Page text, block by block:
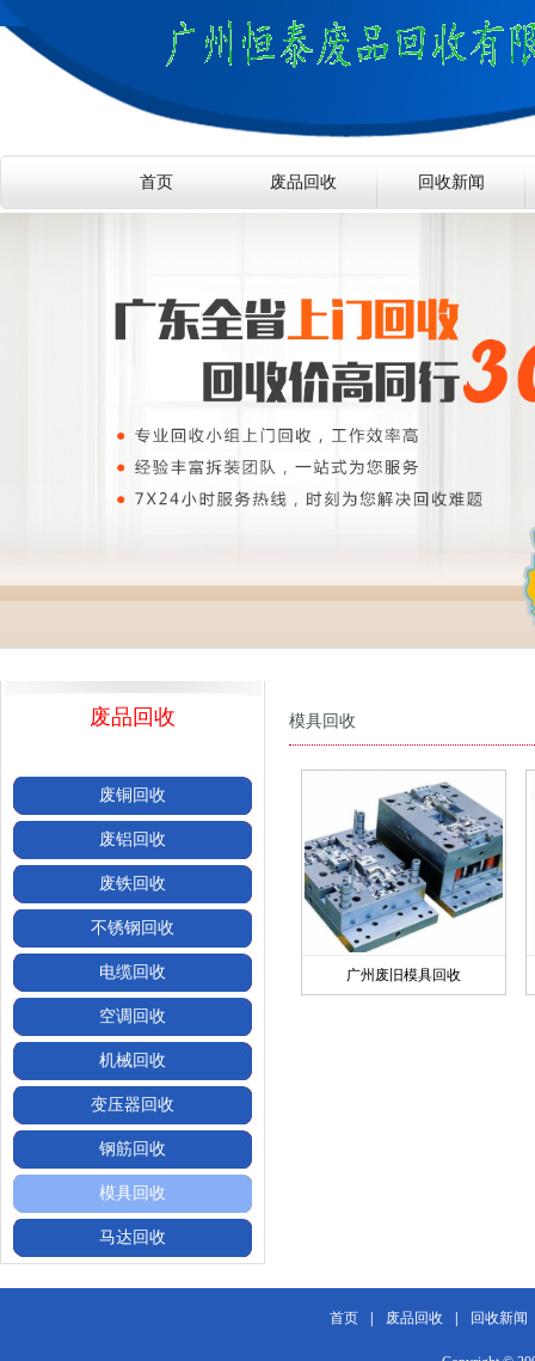
首页 废品回收 回收新闻
废品回收
废铜回收
废铝回收
废铁回收
不锈钢回收
电缆回收
空调回收
机械回收
变压器回收
钢筋回收
模具回收
马达回收
模具回收
广州废旧模具回收
首页 废品回收 回收新闻